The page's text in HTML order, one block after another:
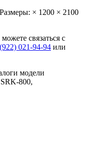
× 1200 × 2100
связаться с
021-94-94 или
модели
800,